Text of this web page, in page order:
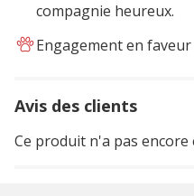
compagnie heureux.
Engagement en
Avis des clients
Ce produit n'a pas encore